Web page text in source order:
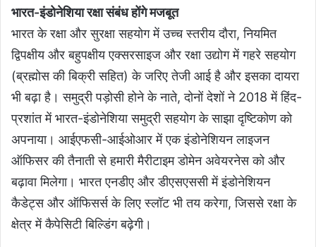
भारत-इंडोनेशिया रक्षा संबंध होंगे मजबूत
भारत के रक्षा और सुरक्षा सहयोग में उच्च स्तरीय दौरा, नियमित
द्विपक्षीय और बहुपक्षीय एक्सरसाइज और रक्षा उद्योग में गहरे सहयोग
(ब्रह्मोस की बिक्री सहित) के जरिए तेजी आई है और इसका दायरा
भी बढ़ा है। समुद्री पड़ोसी होने के नाते, दोनों देशों ने 2018 में हिंद-
प्रशांत में भारत-इंडोनेशिया समुद्री सहयोग के साझा दृष्टिकोण को
अपनाया। आईएफसी-आईओआर में एक इंडोनेशियन लाइजन
ऑफिसर की तैनाती से हमारी मैरीटाइम डोमेन अवेयरनेस को और
बढ़ावा मिलेगा। भारत एनडीए और डीएसएससी में इंडोनेशियन
कैडेट्स और ऑफिसर्स के लिए स्लॉट भी तय करेगा, जिससे रक्षा के
क्षेत्र में कैपेसिटी बिल्डिंग बढ़ेगी।